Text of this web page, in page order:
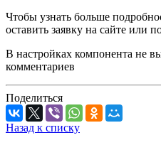
Чтобы узнать больше
оставить заявку на сайте или
В настройках компонента не
комментариев
Поделиться
Назад к списку